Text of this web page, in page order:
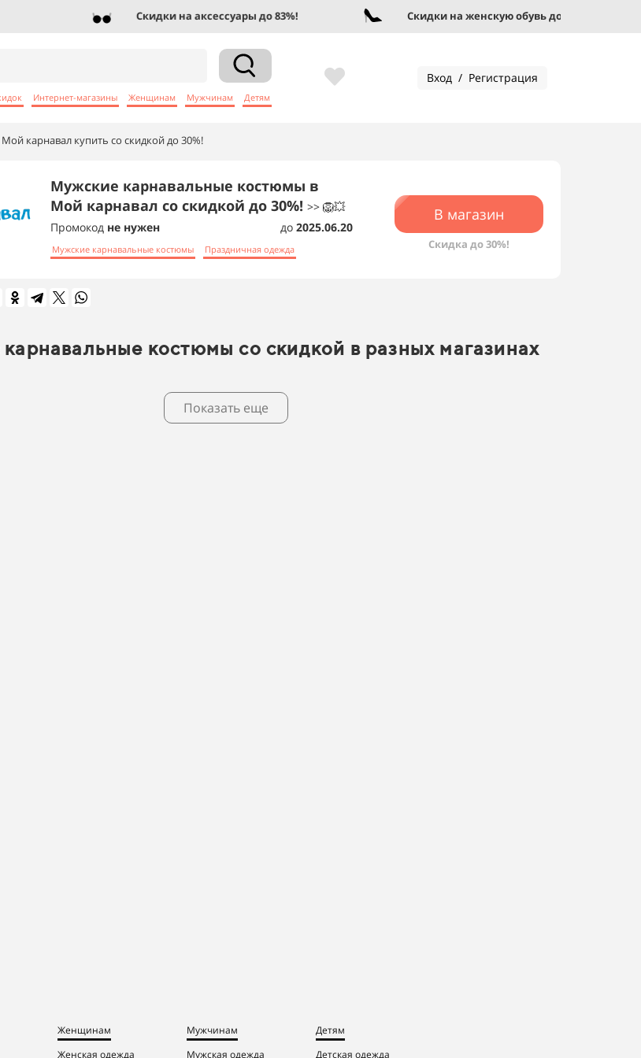
Скидки на аксессуары до 83%! Скидки на женскую обувь до 95%!
Интернет-магазины Женщинам Мужчинам Детям
Вход / Регистрация
карнавал купить со скидкой до 30%!
Мужские карнавальные костюмы в
Мой карнавал со скидкой до 30%! >> 🦁💥
Промокод не нужен до 2025.06.20
Мужские карнавальные костюмы Праздничная одежда
В магазин
Скидка до 30%!
костюмы со скидкой в разных магазинах
Показать еще
Женщинам
Женская одежда
Мужчинам
Мужская одежда
Детям
Детская одежда